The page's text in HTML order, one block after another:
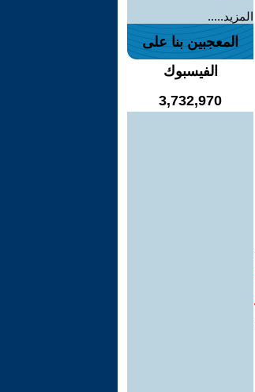
المزيد.....
المعجبين بنا على
الفيسبوك
3,732,970